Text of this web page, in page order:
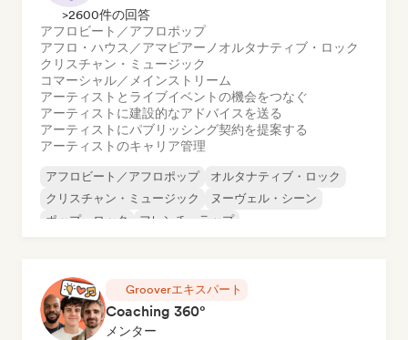
>2600件の回答
アフロビート／アフロポップ
アフロ・ハウス／アマピアーノ オルタナティブ・ロック
クリスチャン・ミュージック
コマーシャル／メインストリーム
アーティストとライブイベントの機会をつなぐ
アーティストに建設的なアドバイスを送る
アーティストにパブリッシング契約を提案する
アーティストのキャリア管理
アフロビート／アフロポップ
オルタナティブ・ロック
クリスチャン・ミュージック
ヌーヴェル・シーン
ポップ・ロック
フレンチ・ラップ
Grooverエキスパート
Coaching 360°
メンター